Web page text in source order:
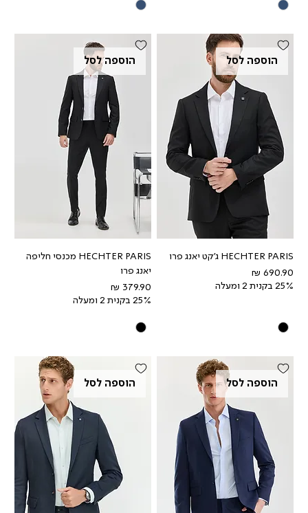
הוספה לסל
HECHTER PARIS ג'קט יאנג פרו
מחיר
25% בקנית 2 ומעלה
הוספה לסל
HECHTER PARIS מכנסי חליפה
יאנג פרו
מחיר
25% בקנית 2 ומעלה
הוספה לסל הוספה לסל